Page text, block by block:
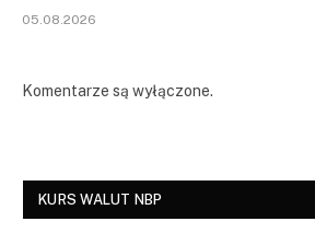
05.08.2026
Komentarze są wyłączone.
KURS WALUT NBP